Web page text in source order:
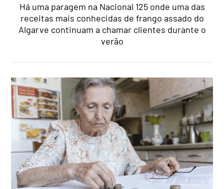
Há uma paragem na Nacional 125 onde uma das
receitas mais conhecidas de frango assado do
Algarve continuam a chamar clientes durante o
verão